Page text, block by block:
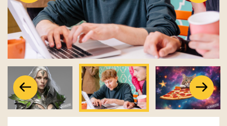
Předchozí Další